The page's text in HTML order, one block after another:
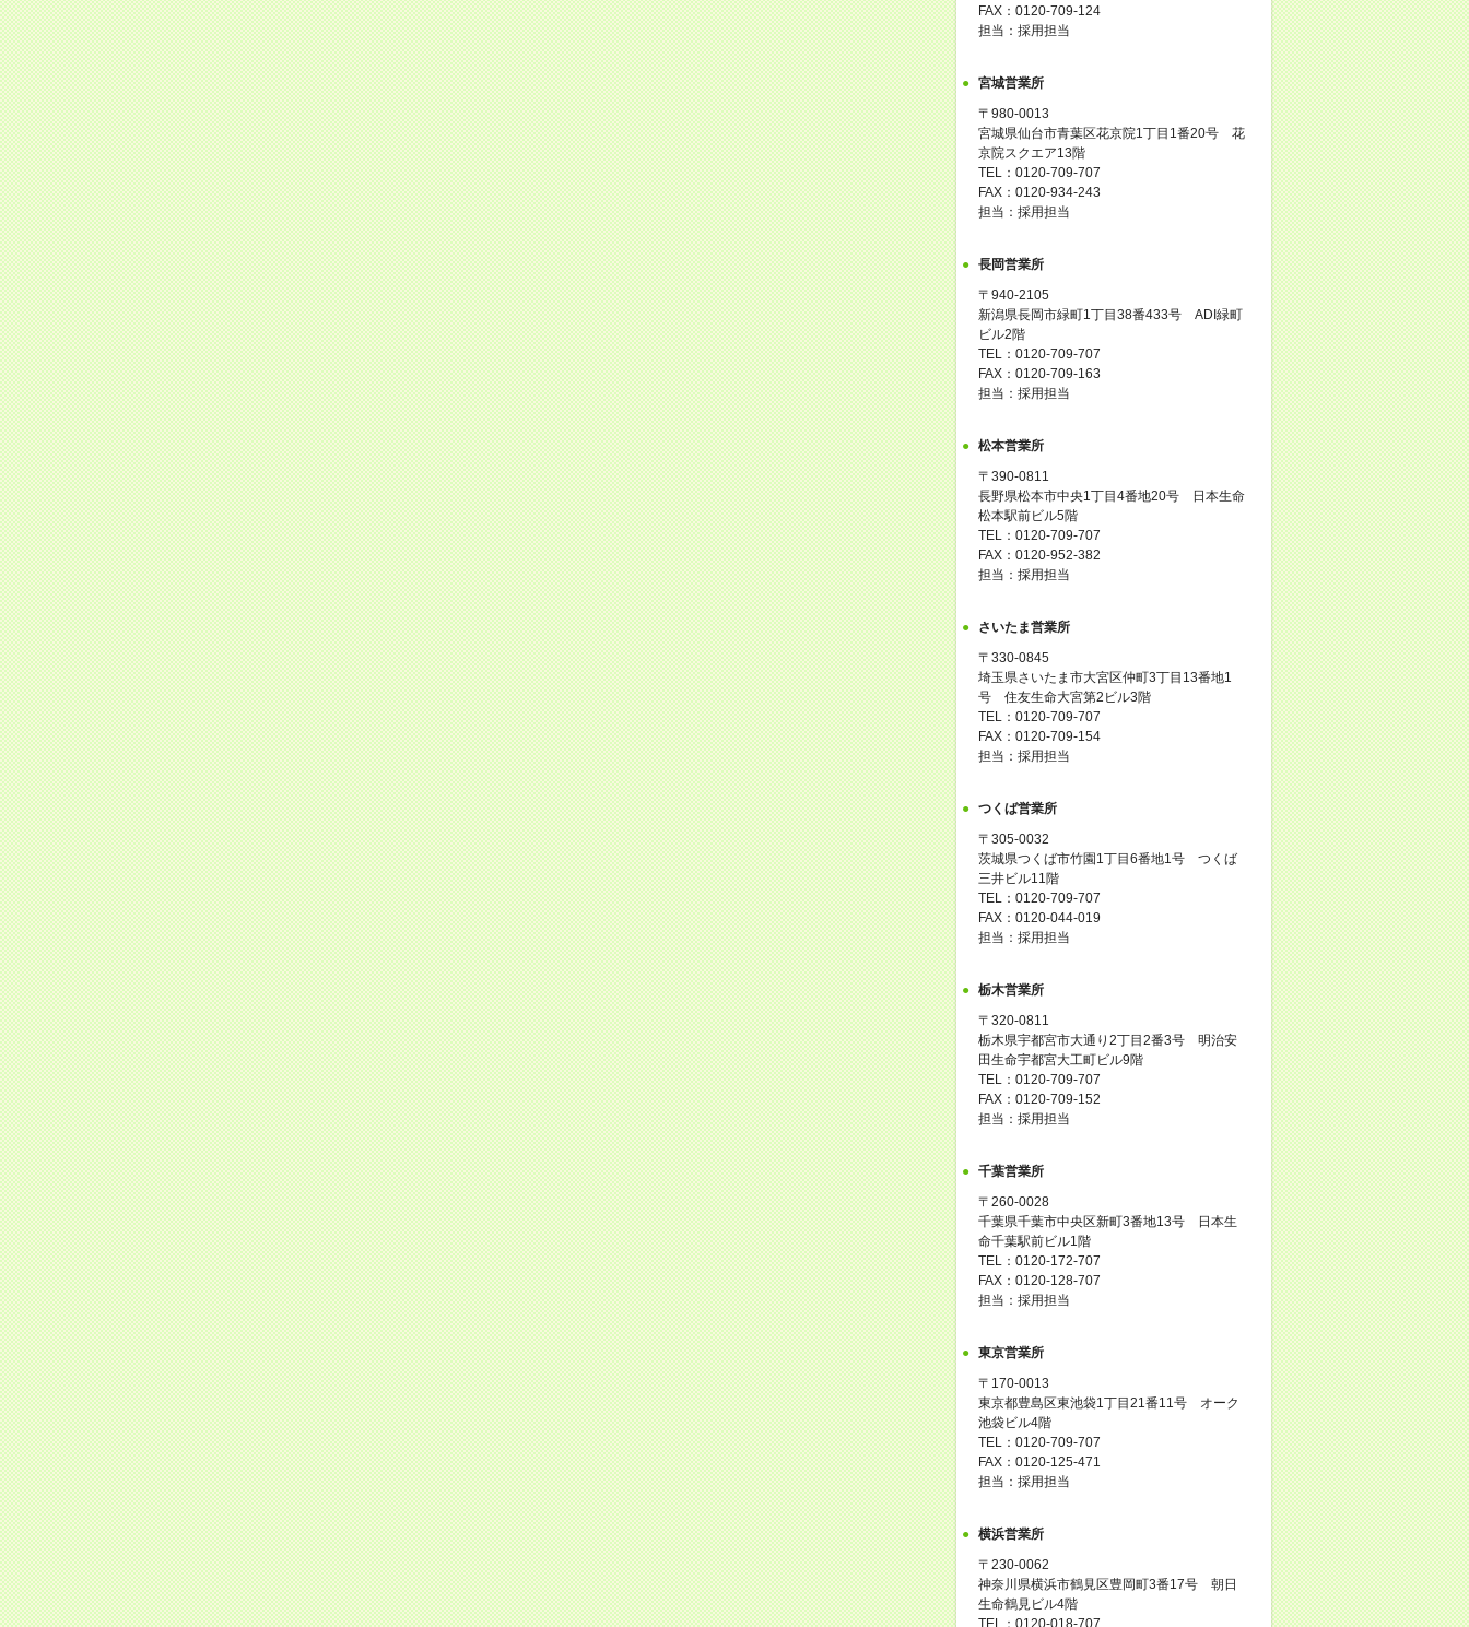
FAX：0120-709-124
担当：採用担当
宮城営業所
〒980-0013
宮城県仙台市青葉区花京院1丁目1番20号 花
京院スクエア13階
TEL：0120-709-707
FAX：0120-934-243
担当：採用担当
長岡営業所
〒940-2105
新潟県長岡市緑町1丁目38番433号 ADI緑町
ビル2階
TEL：0120-709-707
FAX：0120-709-163
担当：採用担当
松本営業所
〒390-0811
長野県松本市中央1丁目4番地20号 日本生命
松本駅前ビル5階
TEL：0120-709-707
FAX：0120-952-382
担当：採用担当
さいたま営業所
〒330-0845
埼玉県さいたま市大宮区仲町3丁目13番地1
号 住友生命大宮第2ビル3階
TEL：0120-709-707
FAX：0120-709-154
担当：採用担当
つくば営業所
〒305-0032
茨城県つくば市竹園1丁目6番地1号 つくば
三井ビル11階
TEL：0120-709-707
FAX：0120-044-019
担当：採用担当
栃木営業所
〒320-0811
栃木県宇都宮市大通り2丁目2番3号 明治安
田生命宇都宮大工町ビル9階
TEL：0120-709-707
FAX：0120-709-152
担当：採用担当
千葉営業所
〒260-0028
千葉県千葉市中央区新町3番地13号 日本生
命千葉駅前ビル1階
TEL：0120-172-707
FAX：0120-128-707
担当：採用担当
東京営業所
〒170-0013
東京都豊島区東池袋1丁目21番11号 オーク
池袋ビル4階
TEL：0120-709-707
FAX：0120-125-471
担当：採用担当
横浜営業所
〒230-0062
神奈川県横浜市鶴見区豊岡町3番17号 朝日
生命鶴見ビル4階
TEL：0120-018-707